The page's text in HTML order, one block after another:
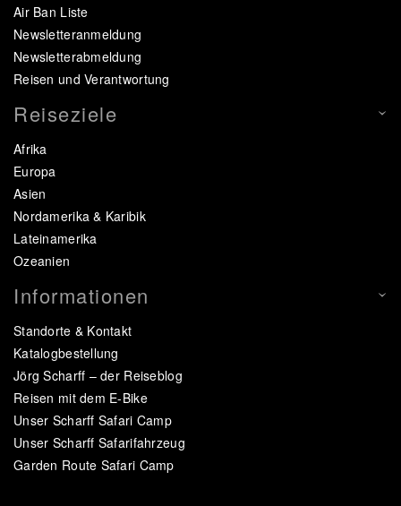
Air Ban Liste
Newsletteranmeldung
Newsletterabmeldung
Reisen und Verantwortung
Reiseziele
Afrika
Europa
Asien
Nordamerika & Karibik
Lateinamerika
Ozeanien
Informationen
Standorte & Kontakt
Katalogbestellung
Jörg Scharff – der Reiseblog
Reisen mit dem E-Bike
Unser Scharff Safari Camp
Unser Scharff Safarifahrzeug
Garden Route Safari Camp